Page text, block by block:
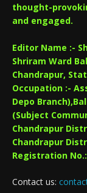
thought-
and engaged.
Editor Name :-
Shriram Ward
Chandrapur,
Occupation :-
Depo
(Subject
Chandrapur
Chandrapur
Registration No.:
Contact us: